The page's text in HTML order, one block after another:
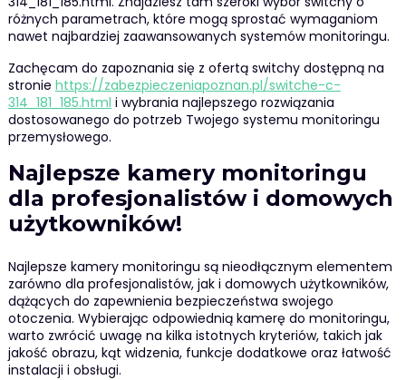
różnych parametrach, które mogą sprostać wymaganiom
nawet najbardziej zaawansowanych systemów monitoringu.
Zachęcam do zapoznania się z ofertą switchy dostępną na
stronie https://zabezpieczeniapoznan.pl/switche-c-
314_181_185.html i wybrania najlepszego rozwiązania
dostosowanego do potrzeb Twojego systemu monitoringu
przemysłowego.
Najlepsze kamery monitoringu
dla profesjonalistów i domowych
użytkowników!
Najlepsze kamery monitoringu są nieodłącznym elementem
zarówno dla profesjonalistów, jak i domowych użytkowników,
dążących do zapewnienia bezpieczeństwa swojego
otoczenia. Wybierając odpowiednią kamerę do monitoringu,
warto zwrócić uwagę na kilka istotnych kryteriów, takich jak
jakość obrazu, kąt widzenia, funkcje dodatkowe oraz łatwość
instalacji i obsługi.